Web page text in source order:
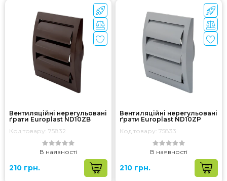
Вентиляційні нерегульовані
ґрати Europlast ND10ZB
Код товару: 75832
В наявності
210 грн.
Вентиляційні нерегульовані
ґрати Europlast ND10ZP
Код товару: 75833
В наявності
210 грн.